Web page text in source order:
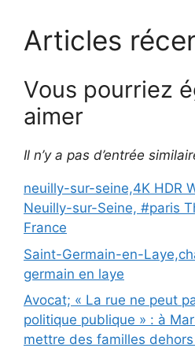
Articles
Vous pourriez
aimer
Il n’y a pas d’entrée
neuilly-sur-seine,4K HDR
Neuilly-sur-Seine, #paris
France
Saint-Germain-en-
germain en laye
Avocat; « La rue ne peut
politique publique » : à
mettre des familles